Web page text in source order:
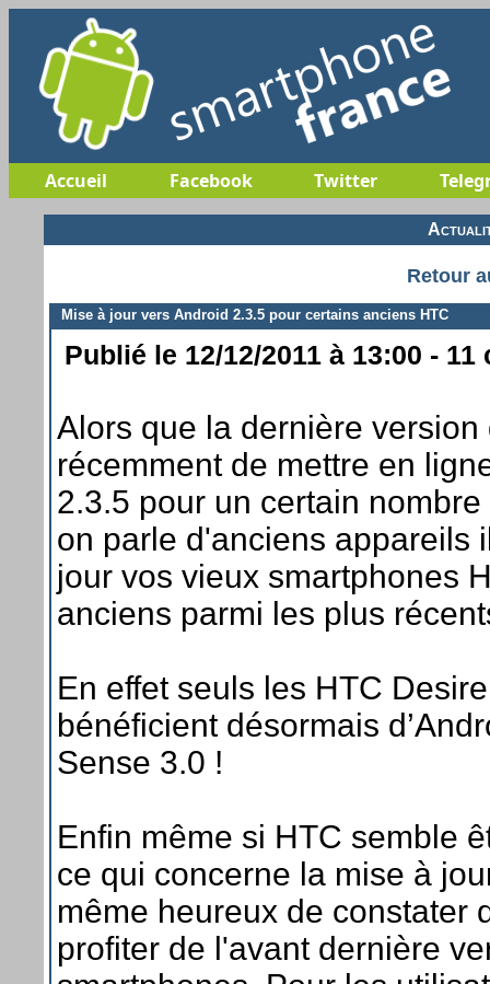
Accueil Facebook Twitter
Retour
Mise à jour vers Android 2.3.5 pour certains anciens HTC
Publié le 12/12/2011 à 13:00 -
Alors que la dernière
récemment de mettre en
2.3.5 pour un certain
on parle d'anciens appareils
jour vos vieux smartphones
anciens parmi les plus
En effet seuls les HTC
bénéficient désormais
Sense 3.0 !
Enfin même si HTC semble
ce qui concerne la mise à
même heureux de constater
profiter de l'avant dernière